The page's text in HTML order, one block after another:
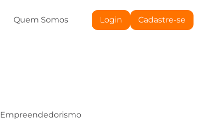
Quem Somos Login Cadastre-se
Empreendedorismo